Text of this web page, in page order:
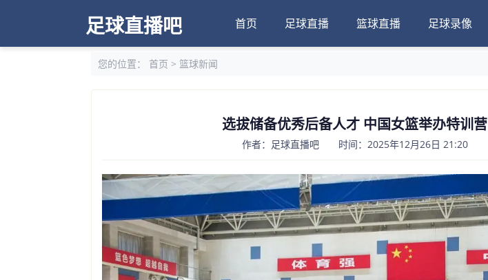
足球直播吧 首页 足球直播 篮球直播 足球录像
您的位置： 首页 > 篮球新闻
选拔储备优秀后备人才 中国女篮举办特训营
作者：足球直播吧 时间：2025年12月26日 21:20